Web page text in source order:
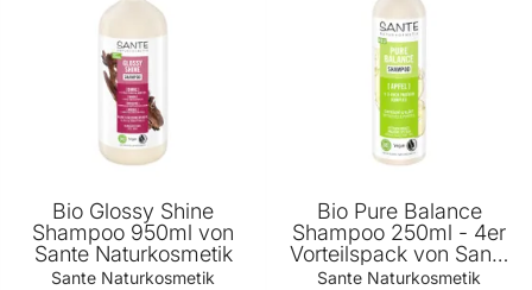
Bio Glossy Shine
Shampoo 950ml von
Sante Naturkosmetik
Sante Naturkosmetik
Bio Pure Balance
Shampoo 250ml - 4er
Vorteilspack von Sante
Naturkosmetik
Sante Naturkosmetik